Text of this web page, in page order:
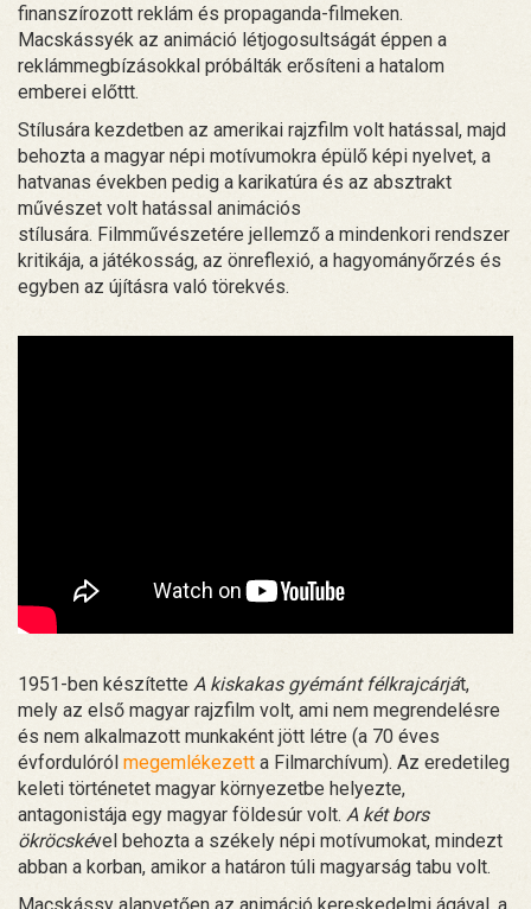
finanszírozott reklám és propaganda-filmeken.
Macskássyék az animáció létjogosultságát éppen a
reklámmegbízásokkal próbálták erősíteni a hatalom
emberei előttt.
Stílusára kezdetben az amerikai rajzfilm volt hatással, majd
behozta a magyar népi motívumokra épülő képi nyelvet, a
hatvanas években pedig a karikatúra és az absztrakt
művészet volt hatással animációs
stílusára. Filmművészetére jellemző a mindenkori rendszer
kritikája, a játékosság, az önreflexió, a hagyományőrzés és
egyben az újításra való törekvés.
1951-ben készítette A kiskakas gyémánt félkrajcárját,
mely az első magyar rajzfilm volt, ami nem megrendelésre
és nem alkalmazott munkaként jött létre (a 70 éves
évfordulóról megemlékezett a Filmarchívum). Az eredetileg
keleti történetet magyar környezetbe helyezte,
antagonistája egy magyar földesúr volt. A két bors
ökröcskével behozta a székely népi motívumokat, mindezt
abban a korban, amikor a határon túli magyarság tabu volt.
Macskássy alapvetően az animáció kereskedelmi ágával, a